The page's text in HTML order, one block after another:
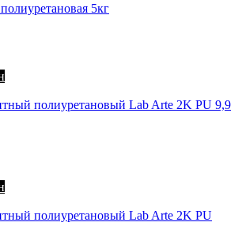
5кг
полиуретановый Lab Arte 2K PU 9,9
полиуретановый Lab Arte 2K PU